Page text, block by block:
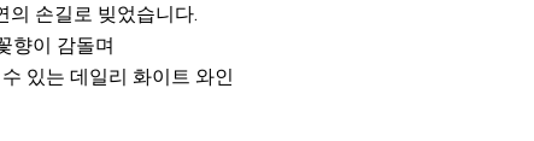
의 손길로 빚었습니다.
향이 감돌며
있는 데일리 화이트 와인